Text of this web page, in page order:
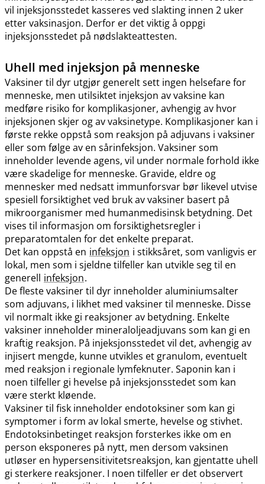
vil injeksjonsstedet kasseres ved slakting innen 2 uker
etter vaksinasjon. Derfor er det viktig å oppgi
injeksjonsstedet på nødslakteattesten.
Uhell med injeksjon på menneske
Vaksiner til dyr utgjør generelt sett ingen helsefare for
menneske, men utilsiktet injeksjon av vaksine kan
medføre risiko for komplikasjoner, avhengig av hvor
injeksjonen skjer og av vaksinetype. Komplikasjoner kan i
første rekke oppstå som reaksjon på adjuvans i vaksiner
eller som følge av en sårinfeksjon. Vaksiner som
inneholder levende agens, vil under normale forhold ikke
være skadelige for menneske. Gravide, eldre og
mennesker med nedsatt immunforsvar bør likevel utvise
spesiell forsiktighet ved bruk av vaksiner basert på
mikroorganismer med humanmedisinsk betydning. Det
vises til informasjon om forsiktighetsregler i
preparatomtalen for det enkelte preparat.
Det kan oppstå en infeksjon i stikksåret, som vanligvis er
lokal, men som i sjeldne tilfeller kan utvikle seg til en
generell infeksjon.
De fleste vaksiner til dyr inneholder aluminiumsalter
som adjuvans, i likhet med vaksiner til menneske. Disse
vil normalt ikke gi reaksjoner av betydning. Enkelte
vaksiner inneholder mineraloljeadjuvans som kan gi en
kraftig reaksjon. På injeksjonsstedet vil det, avhengig av
injisert mengde, kunne utvikles et granulom, eventuelt
med reaksjon i regionale lymfeknuter. Saponin kan i
noen tilfeller gi hevelse på injeksjonsstedet som kan
være sterkt kløende.
Vaksiner til fisk inneholder endotoksiner som kan gi
symptomer i form av lokal smerte, hevelse og stivhet.
Endotoksinbetinget reaksjon forsterkes ikke om en
person eksponeres på nytt, men dersom vaksinen
utløser en hypersensitivitetsreaksjon, kan gjentatte uhell
gi sterkere reaksjoner. I noen tilfeller er det observert